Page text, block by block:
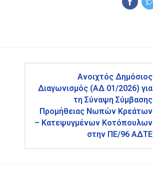
Ανοιχτός Δημόσιος
Διαγωνισμός (ΑΔ 01/2026) για
τη Σύναψη Σύμβασης
Προμήθειας Νωπών Κρεάτων
– Κατεψυγμένων Κοτόπουλων
στην ΠΕ/96 ΑΔΤΕ